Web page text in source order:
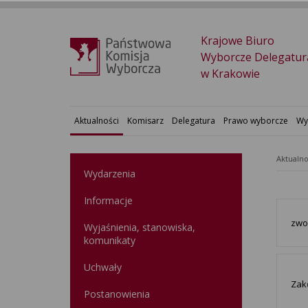
Krajowe Biuro
Wyborcze
w Krakowie
Aktualności Komisarz Delegatura Prawo wyborcze
Wydarzenia
Informacje
Wyjaśnienia, stanowiska,
komunikaty
Uchwały
Postanowienia